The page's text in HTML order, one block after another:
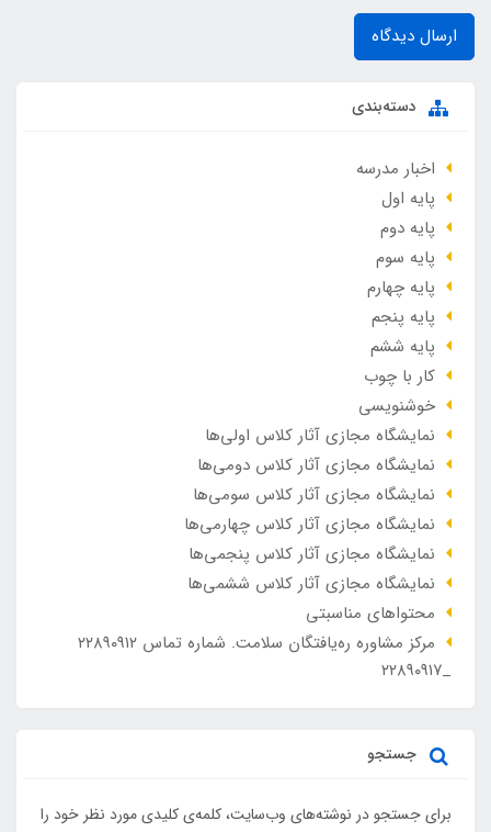
ارسال دیدگاه
دسته‌بندی
اخبار مدرسه
پایه اول
پایه دوم
پایه سوم
پایه چهارم
پایه پنجم
پایه ششم
کار با چوب
خوشنویسی
نمایشگاه مجازی آثار کلاس اولی‌ها
نمایشگاه مجازی آثار کلاس دومی‌ها
نمایشگاه مجازی آثار کلاس سومی‌ها
نمایشگاه مجازی آثار کلاس چهارمی‌ها
نمایشگاه مجازی آثار کلاس پنجمی‌ها
نمایشگاه مجازی آثار کلاس ششمی‌ها
محتواهای مناسبتی
مرکز مشاوره ره‌یافتگان سلامت. شماره تماس ۲۲۸۹۰۹۱۲
_۲۲۸۹۰۹۱۷
جستجو
برای جستجو در نوشته‌های وب‌سایت، کلمه‌ی کلیدی مورد نظر خود را